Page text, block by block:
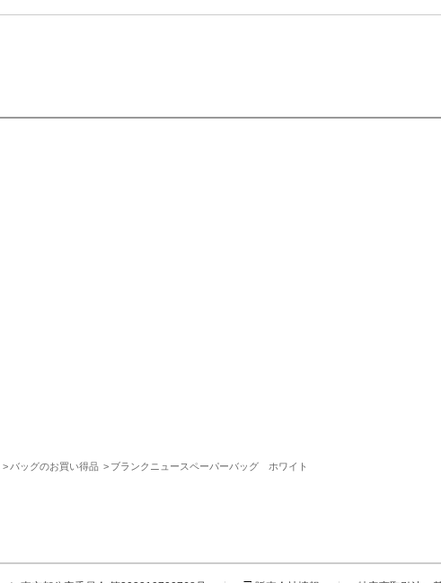
バッグのお買い得品 ブランクニュースペーパーバッグ ホワイト